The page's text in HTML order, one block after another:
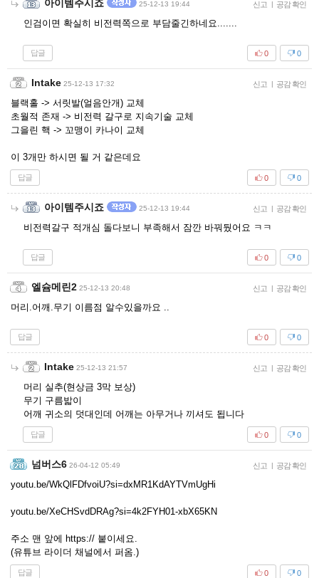
아이템주시죠 25-12-13 19:44 신고 | 공감 확인
인검이면 확실히 비전력쪽으로 부담줄긴하네요.......
답글 0
0
Intake 25-12-13 17:32 신고 | 공감 확인
블랙홀 -> 서릿발(얼음안개) 교체
초월적 존재 -> 비전력 갈구로 지속기술 교체
그을린 핵 -> 꼬맹이 카나이 교체
이 3개만 하시면 될 거 같은데요
답글 0
0
아이템주시죠 25-12-13 19:44 신고 | 공감 확인
비전력갈구 적개심 돌다보니 부족해서 잠깐 바꿔뒀어요 ㅋㅋ
답글 0
0
엘슘메린2 25-12-13 20:48 신고 | 공감 확인
머리.어깨.무기 이름점 알수있을까요 ..
답글 0
0
Intake 25-12-13 21:57 신고 | 공감 확인
머리 실추(현상금 3막 보상)
무기 구름밟이
어깨 귀소의 덧대인데 어깨는 아무거나 끼셔도 됩니다
답글 0
0
넘버스6 26-04-12 05:49 신고 | 공감 확인
youtu.be/WkQlFDfvoiU?si=dxMR1KdAYTVmUgHi
youtu.be/XeCHSvdDRAg?si=4k2FYH01-xbX65KN
주소 맨 앞에 https:// 붙이세요.
(유튜브 라이더 채널에서 퍼옴.)
답글 0
0